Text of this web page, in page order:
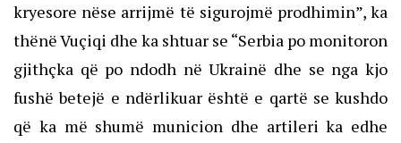
kryesore nëse arrijmë të sigurojmë prodhimin”, ka
thënë Vuçiqi dhe ka shtuar se “Serbia po monitoron
gjithçka që po ndodh në Ukrainë dhe se nga kjo
fushë betejë e ndërlikuar është e qartë se kushdo
që ka më shumë municion dhe artileri ka edhe